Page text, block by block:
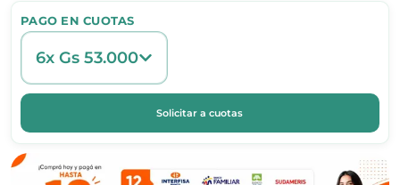
PAGO EN CUOTAS
6x Gs 53.000
Solicitar a cuotas